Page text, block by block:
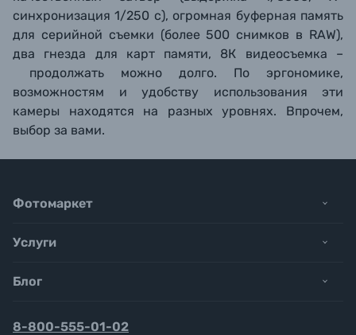
синхронизация 1/250 с), огромная буферная память
для серийной съемки (более 500 снимков в RAW),
два гнезда для карт памяти, 8К видеосъемка –
продолжать можно долго. По эргономике,
возможностям и удобству использования эти
камеры находятся на разных уровнях. Впрочем,
выбор за вами.
Фотомаркет
Услуги
Блог
8-800-555-01-02